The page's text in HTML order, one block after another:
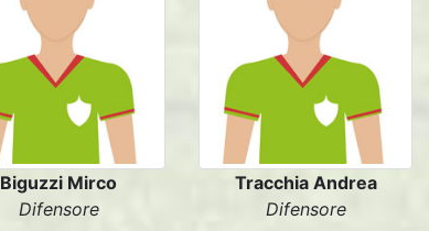
Biguzzi Mirco
Difensore
Tracchia Andrea
Difensore